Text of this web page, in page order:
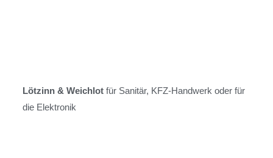
Löt­zinn & Wei­ch­lo­t für Sa­ni­tär, KFZ-Hand­werk oder für
die Elek­tro­nik